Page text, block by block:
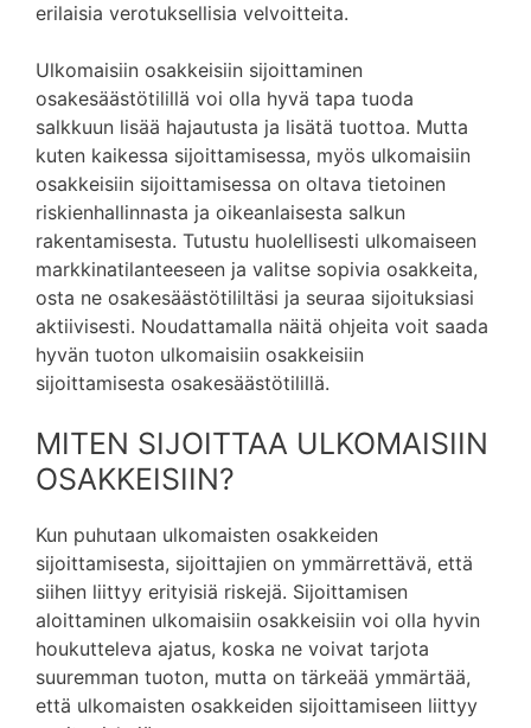
erilaisia verotuksellisia velvoitteita.
Ulkomaisiin osakkeisiin sijoittaminen
osakesäästötilillä voi olla hyvä tapa tuoda
salkkuun lisää hajautusta ja lisätä tuottoa. Mutta
kuten kaikessa sijoittamisessa, myös ulkomaisiin
osakkeisiin sijoittamisessa on oltava tietoinen
riskienhallinnasta ja oikeanlaisesta salkun
rakentamisesta. Tutustu huolellisesti ulkomaiseen
markkinatilanteeseen ja valitse sopivia osakkeita,
osta ne osakesäästötililtäsi ja seuraa sijoituksiasi
aktiivisesti. Noudattamalla näitä ohjeita voit saada
hyvän tuoton ulkomaisiin osakkeisiin
sijoittamisesta osakesäästötilillä.
MITEN SIJOITTAA ULKOMAISIIN
OSAKKEISIIN?
Kun puhutaan ulkomaisten osakkeiden
sijoittamisesta, sijoittajien on ymmärrettävä, että
siihen liittyy erityisiä riskejä. Sijoittamisen
aloittaminen ulkomaisiin osakkeisiin voi olla hyvin
houkutteleva ajatus, koska ne voivat tarjota
suuremman tuoton, mutta on tärkeää ymmärtää,
että ulkomaisten osakkeiden sijoittamiseen liittyy